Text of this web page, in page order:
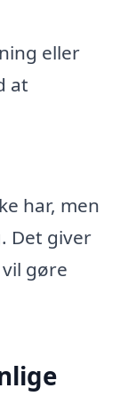
eller
at
har, men
Det giver
gøre